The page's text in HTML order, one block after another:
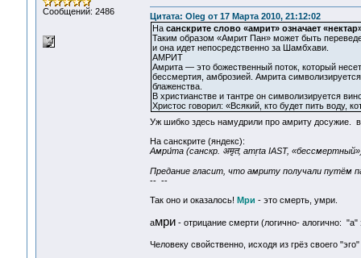
Сообщений: 2486
Цитата: Oleg от 17 Марта 2010, 21:12:02
На санскрите слово «амрит» означает
Таким образом «Амрит Пан» может быть
и она идет непосредственно за Шамбхави.
АМРИТ
Амрита — это божественный поток, который
бессмертия, амброзией. Амрита
блаженства.
В христианстве и тантре он символизируется
Христос говорил: «Всякий, кто будет пить воду,
Уж шибко здесь намудрили про амриту досужие.
На санскрите (яндекс):
Амри́та (санскр. अमृत, amṛta IAST,
Предание гласит, что амриту получали путём
-- --
Так оно и оказалось! Мри - это смерть, умри.
амри - отрицание смерти (логично- алогично: "а"
Человеку свойственно, исходя из грёз своего